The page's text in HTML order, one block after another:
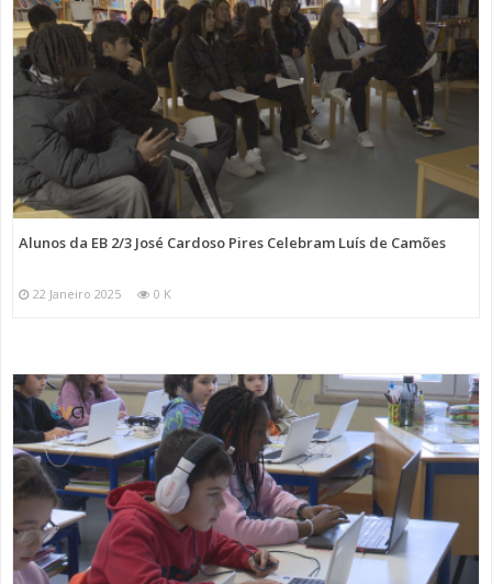
Alunos da EB 2/3 José Cardoso Pires Celebram Luís de Camões
22 Janeiro 2025 0 K